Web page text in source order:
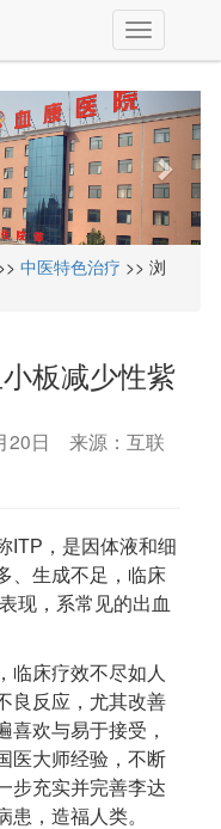
T
o
g
l
e
n
a
v
i
g
o
n
中医特色治疗 >> 浏
板减少性紫
20日 来源：互联
ITP，是因体液和细
、生成不足，临床
现，系常见的出血
临床疗效不尽如人
良反应，尤其改善
喜欢与易于接受，
医大师经验，不断
步充实并完善李达
患，造福人类。